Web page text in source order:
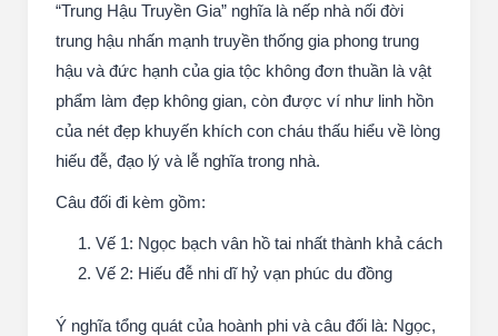
“Trung Hậu Truyền Gia” nghĩa là nếp nhà nối đời
trung hậu nhấn mạnh truyền thống gia phong trung
hậu và đức hạnh của gia tộc không đơn thuần là vật
phẩm làm đẹp không gian, còn được ví như linh hồn
của nét đẹp khuyến khích con cháu thấu hiểu về lòng
hiếu đễ, đạo lý và lễ nghĩa trong nhà.
Câu đối đi kèm gồm:
Vế 1: Ngọc bạch vân hồ tai nhất thành khả cách
Vế 2: Hiếu đễ nhi dĩ hỷ vạn phúc du đồng
Ý nghĩa tổng quát của hoành phi và câu đối là: Ngọc,